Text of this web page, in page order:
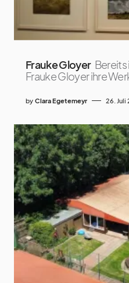
Frauke Gloyer Bereits
Frauke Gloyer ihre
by Clara Egetemeyr 26. Juli